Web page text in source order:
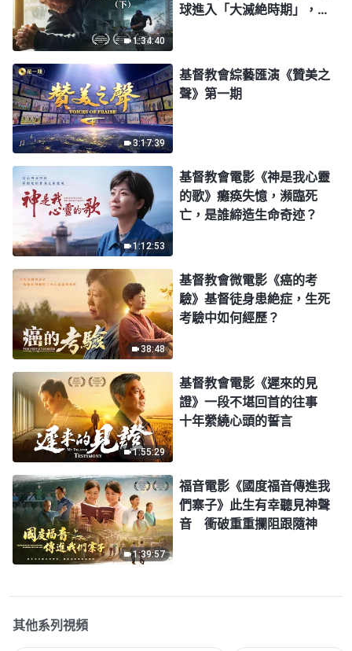
1:34:40
球進入「大滅絶時期」，人
3:17:39
基督教會綜藝匯演《贊美之
聲》第一期
1:12:53
基督教會電影《神是我心靈
的歌》癱痪失憶，瀕臨死
亡，是誰締造生命奇迹？
38:48
基督教會微電影《癌的考
驗》基督徒身患絶症，生死
考驗中如何經歷？
1:55:29
基督教會電影《遲來的見
證》一段不堪回首的往事
十年縈繞心頭的誓言
1:39:57
福音電影《國度福音傳進我
們寨子》此生有幸聽見神聲
音 衝破重重攔阻跟隨神
其他系列視頻